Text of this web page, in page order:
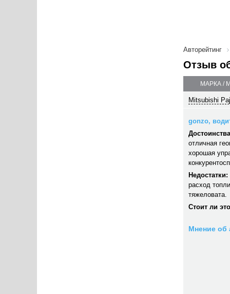
Авторейтинг
Отзыв
МАРКА /
Mitsubishi
gonzo,
отличная
хорошая
Недостатки:
расход
тяжеловата.
Стоит ли
Мнение об